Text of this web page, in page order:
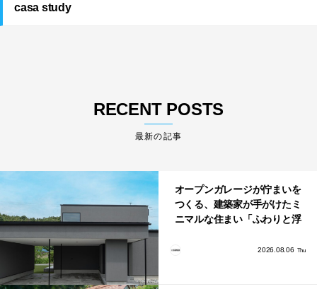
casa study
RECENT POSTS
最新の記事
オープンガレージが佇まいを
つくる、建築家が手がけたミ
ニマルな住まい「ふわりと浮
2026.08.06 Thu